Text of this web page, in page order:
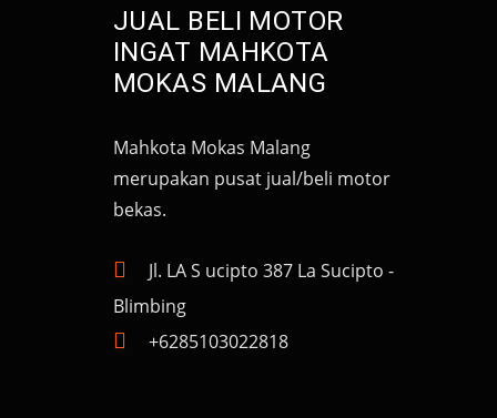
JUAL BELI MOTOR
INGAT MAHKOTA
MOKAS MALANG
Mahkota Mokas Malang
merupakan pusat jual/beli motor
bekas.
Jl. LA S ucipto 387 La Sucipto -
Blimbing
+6285103022818